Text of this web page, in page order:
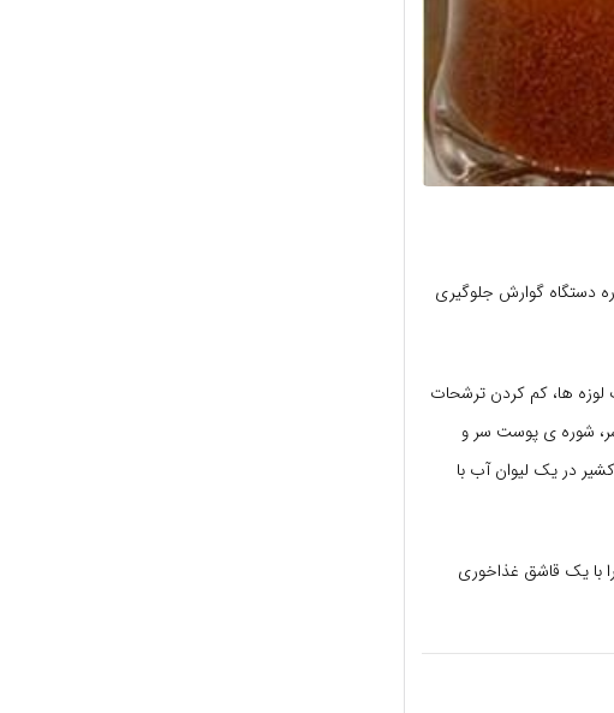
دستگاه گوارش جلوگیری
ها، کم کردن ترشحات
شوره ی پوست سر و
آفتاب تعداد 3 قاشق غذاخوری خاکشیر در یک لیوان آب با
را با یک قاشق غذاخوری